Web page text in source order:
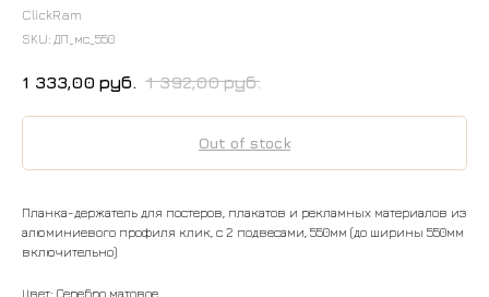
ClickRam
SKU: ДП_мс_550
1 333,00 руб. 1 392,00 руб.
Out of stock
Планка-держатель для постеров, плакатов и рекламных материалов из
алюминиевого профиля клик, с 2 подвесами, 550мм (до ширины 550мм
включительно)
Цвет: Серебро матовое